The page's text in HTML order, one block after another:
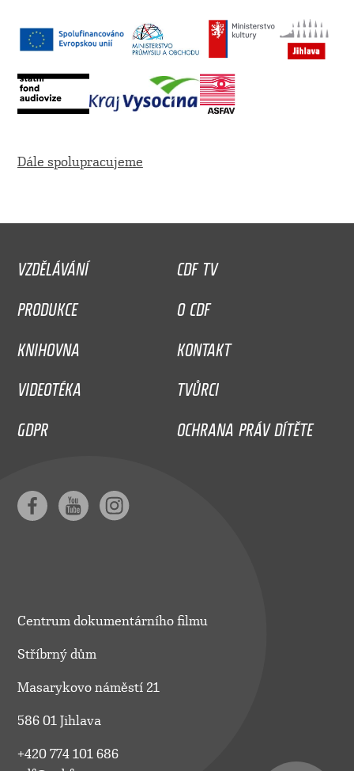
Dále spolupracujeme
VZDĚLÁVÁNÍ
CDF TV
PRODUKCE
O CDF
KNIHOVNA
KONTAKT
VIDEOTÉKA
TVŮRCI
GDPR
OCHRANA PRÁV DÍTĚTE
Centrum dokumentárního filmu
Stříbrný dům
Masarykovo náměstí 21
586 01 Jihlava
+420 774 101 686